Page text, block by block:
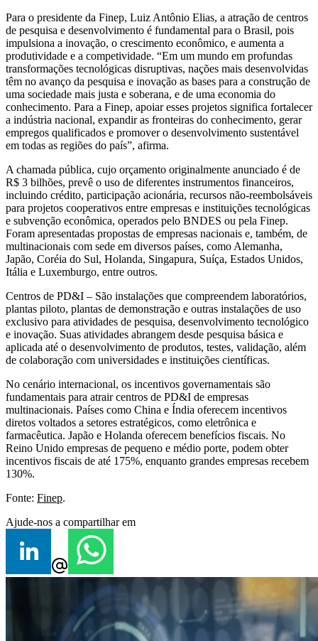
Para o presidente da Finep, Luiz Antônio Elias, a atração de centros
de pesquisa e desenvolvimento é fundamental para o Brasil, pois
impulsiona a inovação, o crescimento econômico, e aumenta a
produtividade e a competividade. “Em um mundo em profundas
transformações tecnológicas disruptivas, nações mais desenvolvidas
têm no avanço da pesquisa e inovação as bases para a construção de
uma sociedade mais justa e soberana, e de uma economia do
conhecimento. Para a Finep, apoiar esses projetos significa fortalecer
a indústria nacional, expandir as fronteiras do conhecimento, gerar
empregos qualificados e promover o desenvolvimento sustentável
em todas as regiões do país”, afirma.
A chamada pública, cujo orçamento originalmente anunciado é de
R$ 3 bilhões, prevê o uso de diferentes instrumentos financeiros,
incluindo crédito, participação acionária, recursos não-reembolsáveis
para projetos cooperativos entre empresas e instituições tecnológicas
e subvenção econômica, operados pelo BNDES ou pela Finep.
Foram apresentadas propostas de empresas nacionais e, também, de
multinacionais com sede em diversos países, como Alemanha,
Japão, Coréia do Sul, Holanda, Singapura, Suíça, Estados Unidos,
Itália e Luxemburgo, entre outros.
Centros de PD&I – São instalações que compreendem laboratórios,
plantas piloto, plantas de demonstração e outras instalações de uso
exclusivo para atividades de pesquisa, desenvolvimento tecnológico
e inovação. Suas atividades abrangem desde pesquisa básica e
aplicada até o desenvolvimento de produtos, testes, validação, além
de colaboração com universidades e instituições científicas.
No cenário internacional, os incentivos governamentais são
fundamentais para atrair centros de PD&I de empresas
multinacionais. Países como China e Índia oferecem incentivos
diretos voltados a setores estratégicos, como eletrônica e
farmacêutica. Japão e Holanda oferecem benefícios fiscais. No
Reino Unido empresas de pequeno e médio porte, podem obter
incentivos fiscais de até 175%, enquanto grandes empresas recebem
130%.
Fonte: Finep.
Ajude-nos a compartilhar em